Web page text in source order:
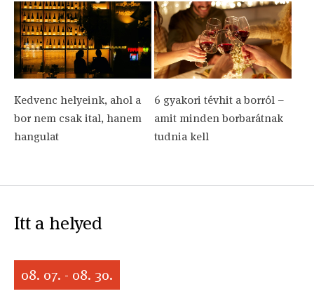
Kedvenc helyeink, ahol a
bor nem csak ital, hanem
hangulat
6 gyakori tévhit a borról –
amit minden borbarátnak
tudnia kell
Itt a helyed
08. 07. - 08. 30.